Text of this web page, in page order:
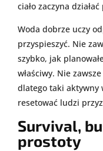
ciało zaczyna działać
Woda dobrze uczy
przyspieszyć. Nie
szybko, jak
właściwy. Nie
dlatego taki aktywny
resetować ludzi
Survival,
prostoty